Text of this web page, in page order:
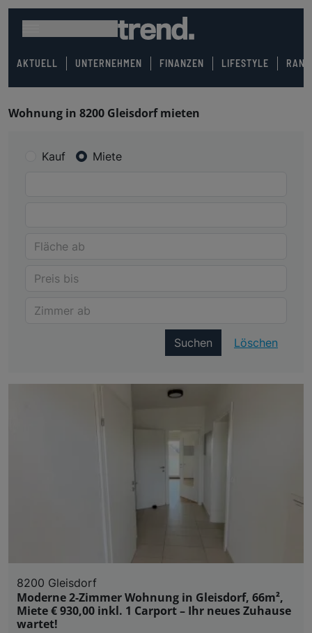
AKTUELL UNTERNEHMEN FINANZEN LIFESTYLE
Wohnung in 8200 Gleisdorf mieten
Kauf Miete
Suchen Löschen
8200 Gleisdorf
Moderne 2-Zimmer Wohnung in Gleisdorf, 66m²,
Miete € 930,00 inkl. 1 Carport – Ihr neues Zuhause
wartet!